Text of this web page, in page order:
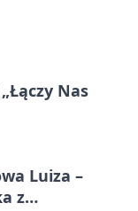
Nas
Luiza –
z